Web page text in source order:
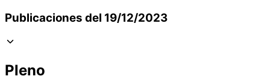
Publicaciones del 19/12/2023
Pleno